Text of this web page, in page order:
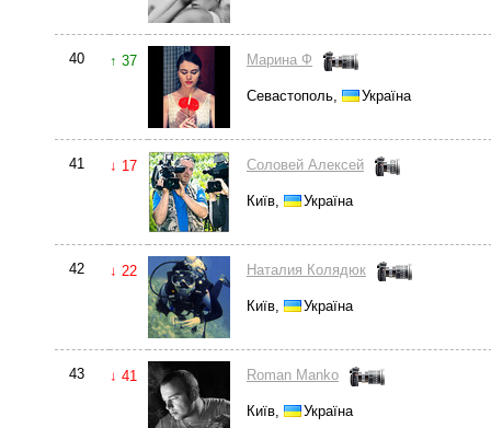
40 ↑ 37 Марина Ф
Севастополь, Україна
41 ↓ 17 Соловей Алексей
Київ, Україна
42 ↓ 22 Наталия Колядюк
Київ, Україна
43 ↓ 41 Roman Manko
Київ, Україна